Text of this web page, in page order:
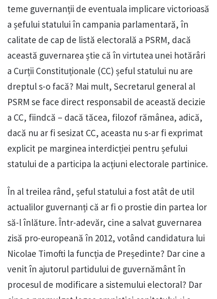
teme guvernanții de eventuala implicare victorioasă
a șefului statului în campania parlamentară, în
calitate de cap de listă electorală a PSRM, dacă
această guvernarea știe că în virtutea unei hotărâri
a Curții Constituționale (CC) șeful statului nu are
dreptul s-o facă? Mai mult, Secretarul general al
PSRM se face direct responsabil de această decizie
a CC, fiindcă – dacă tăcea, filozof rămânea, adică,
dacă nu ar fi sesizat CC, aceasta nu s-ar fi exprimat
explicit pe marginea interdicției pentru șefului
statului de a participa la acțiuni electorale partinice.
În al treilea rând, șeful statului a fost atât de util
actualilor guvernanți că ar fi o prostie din partea lor
să-l înlăture. Într-adevăr, cine a salvat guvernarea
zisă pro-europeană în 2012, votând candidatura lui
Nicolae Timofti la funcția de Președinte? Dar cine a
venit în ajutorul partidului de guvernământ în
procesul de modificare a sistemului electoral? Dar